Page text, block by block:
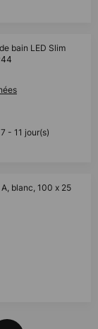
bain LED Slim
- 11 jour(s)
blanc, 100 x 25